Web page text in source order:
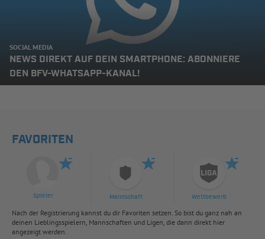
SOCIAL MEDIA
NEWS DIREKT AUF DEIN SMARTPHONE: ABONNIERE
DEN BFV-WHATSAPP-KANAL!
FAVORITEN
Spieler Mannschaft Wettbewerb
Nach der Registrierung kannst du dir Favoriten setzen. So bist du ganz nah an
deinen Lieblingsspielern, Mannschaften und Ligen, die dann direkt hier
angezeigt werden.